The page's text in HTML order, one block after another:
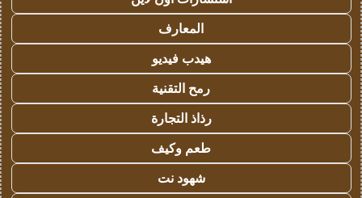
المعارف
هيدب فيديو
رمح التقنية
رذاذ التجارة
طعم وكيف
شهود نت